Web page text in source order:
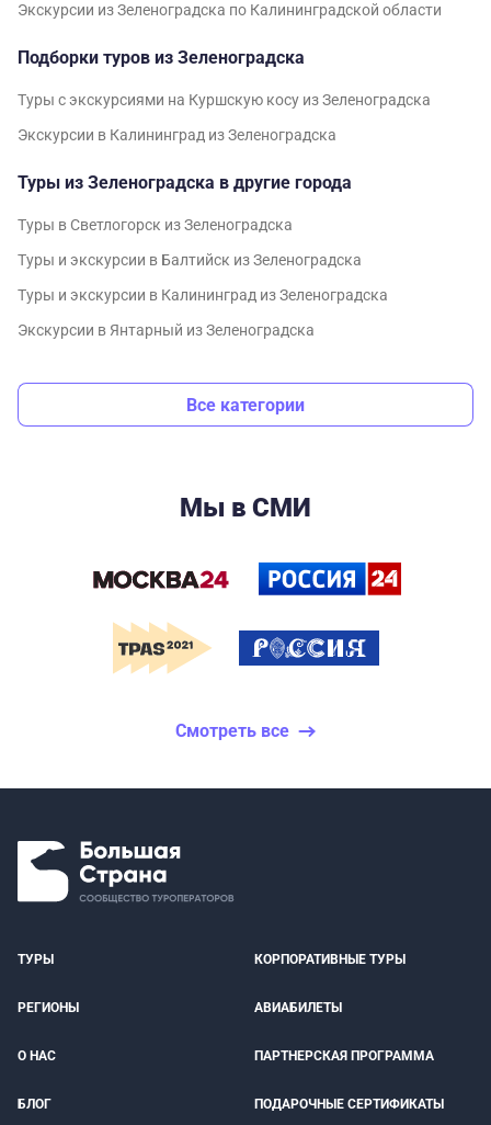
Экскурсии из Зеленоградска по Калининградской области
Подборки туров из Зеленоградска
Туры с экскурсиями на Куршскую косу из Зеленоградска
Экскурсии в Калининград из Зеленоградска
Туры из Зеленоградска в другие города
Туры в Светлогорск из Зеленоградска
Туры и экскурсии в Балтийск из Зеленоградска
Туры и экскурсии в Калининград из Зеленоградска
Экскурсии в Янтарный из Зеленоградска
Все категории
Мы в СМИ
Смотреть все
ТУРЫ КОРПОРАТИВНЫЕ ТУРЫ
РЕГИОНЫ АВИАБИЛЕТЫ
О НАС ПАРТНЕРСКАЯ ПРОГРАММА
БЛОГ ПОДАРОЧНЫЕ СЕРТИФИКАТЫ